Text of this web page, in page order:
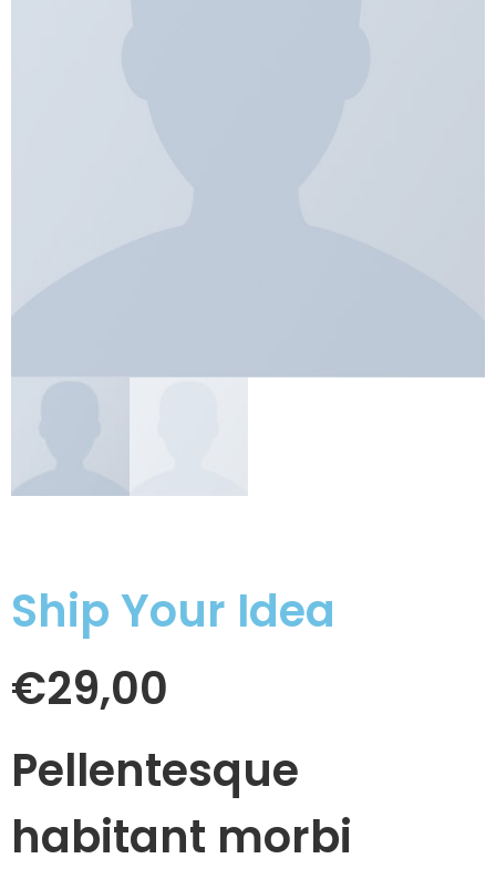
Ship Your Idea
€29,00
Pellentesque
habitant morbi